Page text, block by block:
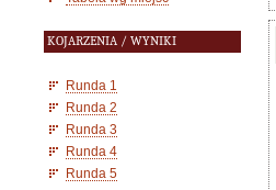
KOJARZENIA / WYNIKI
Runda 1
Runda 2
Runda 3
Runda 4
Runda 5